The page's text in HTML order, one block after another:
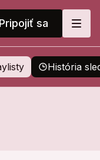
Pripojiť sa
História